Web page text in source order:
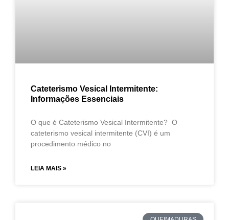
Cateterismo Vesical Intermitente:
Informações Essenciais
O que é Cateterismo Vesical Intermitente? O
cateterismo vesical intermitente (CVI) é um
procedimento médico no
LEIA MAIS »